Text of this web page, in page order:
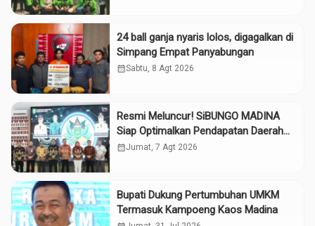
24 ball ganja nyaris lolos, digagalkan di
Simpang Empat Panyabungan
calendar_monthSabtu, 8 Agt 2026
Resmi Meluncur! SiBUNGO MADINA
Siap Optimalkan Pendapatan Daerah
Madina
calendar_monthJumat, 7 Agt 2026
Bupati Dukung Pertumbuhan UMKM
Termasuk Kampoeng Kaos Madina